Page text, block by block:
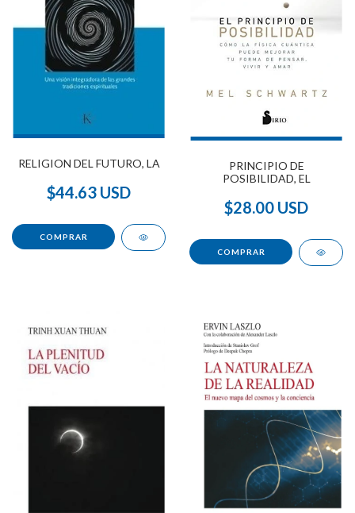
RELIGION DEL FUTURO, LA
$44.63 USD
PRINCIPIO DE
POSIBILIDAD, EL
$28.00 USD